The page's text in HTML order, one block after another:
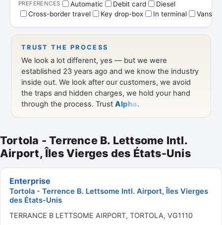
Tortola - Terrence B. Lettsome Intl.
Airport, Îles Vierges des États-Unis
Enterprise
Tortola - Terrence B. Lettsome Intl. Airport, Îles Vierges
des États-Unis
TERRANCE B LETTSOME AIRPORT, TORTOLA, VG1110